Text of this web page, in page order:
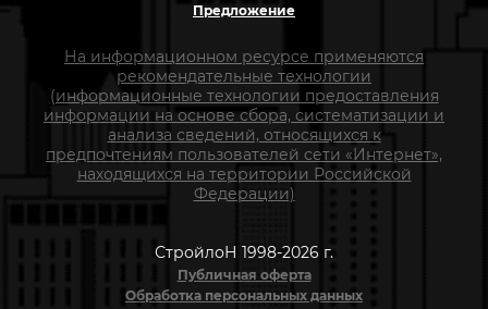
Предложение
На информационном ресурсе применяются
рекомендательные технологии
(информационные технологии предоставления
информации на основе сбора, систематизации и
анализа сведений, относящихся к
предпочтениям пользователей сети «Интернет»,
находящихся на территории Российской
Федерации)
СтройлоН 1998-2026 г.
Публичная оферта
Обработка персональных данных